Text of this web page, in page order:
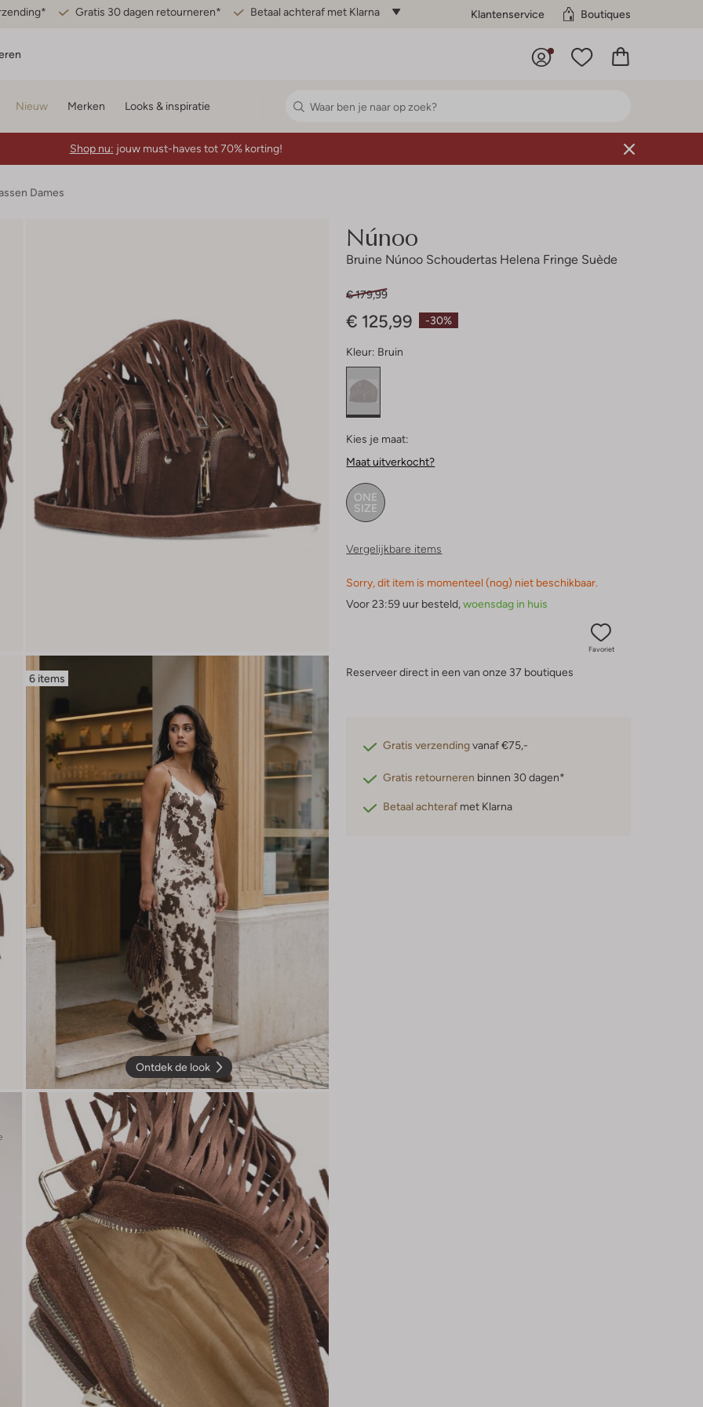
Gratis 30 dagen retourneren* Betaal achteraf met Klarna Klantenservice Boutiques
Nieuw Merken Looks & inspiratie
Shop nu: jouw must-haves tot 70% korting!
Dames
6 items
Ontdek de look
Núnoo
Bruine Núnoo Schoudertas Helena Fringe Suède
-30%
€ 179,99
€ 125,99
Kleur: Bruin
Kies je maat:
Maat uitverkocht?
ONE
SIZE
Vergelijkbare items
Sorry, dit item is momenteel (nog) niet beschikbaar.
Voor 23:59 uur besteld, woensdag in huis
Favoriet
Reserveer direct in een van onze 37 boutiques
Gratis verzendingvanaf €75,-
Gratis retourneren binnen 30 dagen*
Betaal achteraf met Klarna